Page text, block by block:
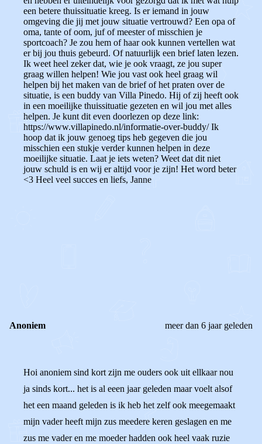
een betere thuissituatie kreeg. Is er iemand in jouw
omgeving die jij met jouw situatie vertrouwd? Een opa of
oma, tante of oom, juf of meester of misschien je
sportcoach? Je zou hem of haar ook kunnen vertellen wat
er bij jou thuis gebeurd. Of natuurlijk een brief laten lezen.
Ik weet heel zeker dat, wie je ook vraagt, ze jou super
graag willen helpen! Wie jou vast ook heel graag wil
helpen bij het maken van de brief of het praten over de
situatie, is een buddy van Villa Pinedo. Hij of zij heeft ook
in een moeilijke thuissituatie gezeten en wil jou met alles
helpen. Je kunt dit even doorlezen op deze link:
https://www.villapinedo.nl/informatie-over-buddy/ Ik
hoop dat ik jouw genoeg tips heb gegeven die jou
misschien een stukje verder kunnen helpen in deze
moeilijke situatie. Laat je iets weten? Weet dat dit niet
jouw schuld is en wij er altijd voor je zijn! Het word beter
<3 Heel veel succes en liefs, Janne
Anoniem meer dan 6 jaar geleden
Hoi anoniem sind kort zijn me ouders ook uit ellkaar nou
ja sinds kort... het is al eeen jaar geleden maar voelt alsof
het een maand geleden is ik heb het zelf ook meegemaakt
mijn vader heeft mijn zus meedere keren geslagen en me
zus me vader en me moeder hadden ook heel vaak ruzie